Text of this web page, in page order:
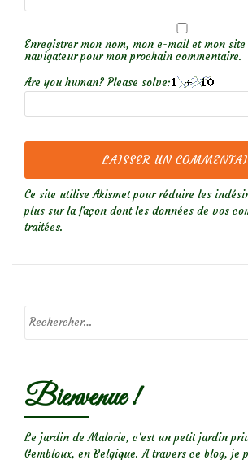
Enregistrer mon nom, mon e-mail et mon
navigateur pour mon prochain commentaire.
Are you human? Please solve:
Ce site utilise Akismet pour réduire les
plus sur la façon dont les données de vos
traitées.
Bienvenue !
Le jardin de Malorie, c'est un petit jardin
Gembloux, en Belgique. A travers ce blog, je